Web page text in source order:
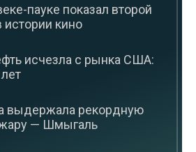
пауке показал второй
истории кино
исчезла с рынка США:
выдержала рекордную
жару — Шмыгаль